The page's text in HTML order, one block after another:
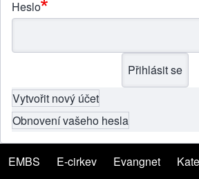
Heslo
Vytvořit nový účet
Obnovení vašeho hesla
Menu patičky
EMBS
(opens in new tab)
E-cirkev
(opens in new tab)
Evangnet
(opens in new